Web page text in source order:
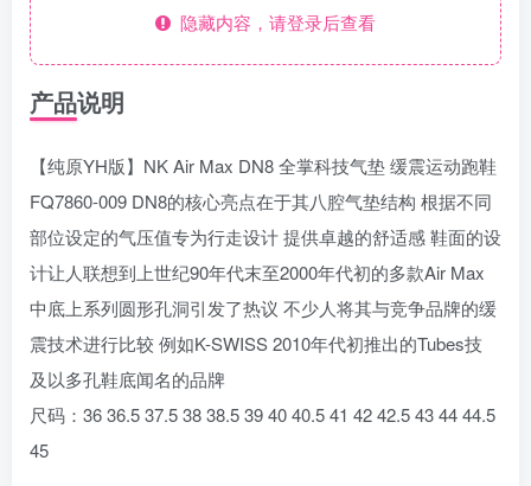
隐藏内容，请登录后查看
产品说明
【纯原YH版】NK Air Max DN8 全掌科技气垫 缓震运动跑鞋
FQ7860-009 DN8的核心亮点在于其八腔气垫结构 根据不同
部位设定的气压值专为行走设计 提供卓越的舒适感 鞋面的设
计让人联想到上世纪90年代末至2000年代初的多款Air Max
中底上系列圆形孔洞引发了热议 不少人将其与竞争品牌的缓
震技术进行比较 例如K-SWISS 2010年代初推出的Tubes技
及以多孔鞋底闻名的品牌
尺码：36 36.5 37.5 38 38.5 39 40 40.5 41 42 42.5 43 44 44.5
45